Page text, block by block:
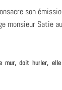
son
monsieur Satie
mur, doit hurler,